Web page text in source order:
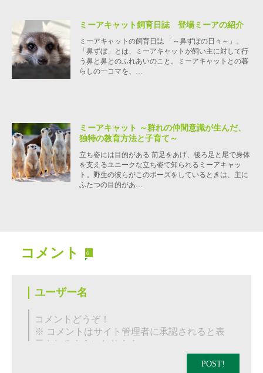
ミーアキャット飼育日誌 登場ミーアの紹介
ミーアキャットの飼育日誌 「～鼻ずぼの日々～」。
「鼻ずぼ」とは、ミーアキャットが飼い主に対して行
う鼻と鼻とのふれあいのこと。ミーアキャットとの暮
らしの一コマを、…
ミーアキャット ～群れの仲間意識が生んだ、
独特の教育方法と子育て～
立ち姿には目的がある 前足をあげ、後ろ足と尾で身体
を支えるユニークな立ち姿で知られるミーアキャッ
ト。野生の彼らがこのポーズをしているときは、主に
ふたつの目的があ…
コメント 0
POST!